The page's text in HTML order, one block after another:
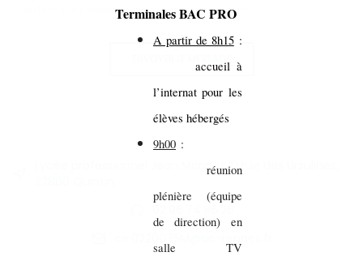
Terminales BAC PRO
A partir de 8h15:
accueil à
l’internat pour les
élèves hébergés
9h00 :
réunion
plénière (équipe
de direction) en
salle TV
exclusives du traitement de ma demande de contact.
Lycée professionnel Jean Monnet, 9 rue des Ursulines,